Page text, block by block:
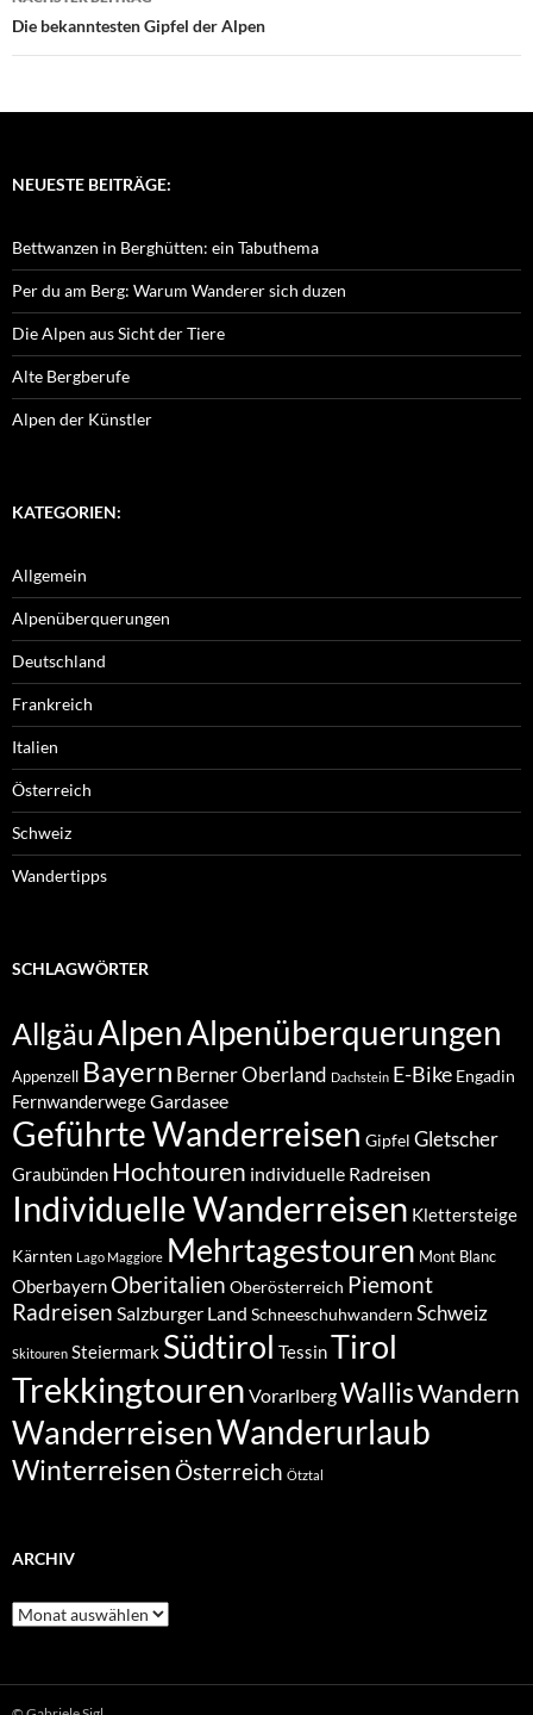
Die bekanntesten Gipfel der Alpen
NEUESTE BEITRÄGE:
Bettwanzen in Berghütten: ein Tabuthema
Per du am Berg: Warum Wanderer sich duzen
Die Alpen aus Sicht der Tiere
Alte Bergberufe
Alpen der Künstler
KATEGORIEN:
Allgemein
Alpenüberquerungen
Deutschland
Frankreich
Italien
Österreich
Schweiz
Wandertipps
SCHLAGWÖRTER
AllgäuAlpenAlpenüberquerungen
Appenzell Bayern Berner Oberland Dachstein E-Bike Engadin
FernwanderwegeGardasee
Geführte Wanderreisen Gipfel Gletscher
Graubünden Hochtouren individuelle Radreisen
Individuelle Wanderreisen Klettersteige
Kärnten Lago Maggiore Mehrtagestouren Mont Blanc
Oberbayern Oberitalien Oberösterreich Piemont
Radreisen Salzburger Land Schneeschuhwandern Schweiz
Skitouren Steiermark Südtirol TessinTirol
Trekkingtouren VorarlbergWallisWandern
WanderreisenWanderurlaub
Winterreisen Österreich Ötztal
ARCHIV
Archiv